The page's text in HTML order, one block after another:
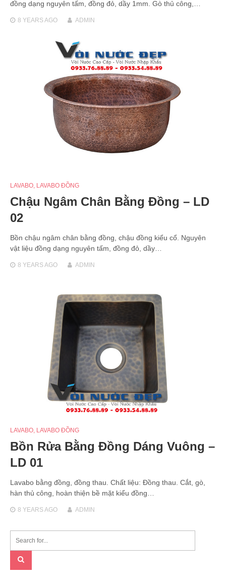
đồng dạng nguyên tấm, đồng đỏ, dầy 1mm. Gò thủ công,…
8 YEARSAGO ADMIN
LAVABO, LAVABO ĐỒNG
Chậu Ngâm Chân Bằng Đồng – LD
02
Bồn chậu ngâm chân bằng đồng, chậu đồng kiểu cổ. Nguyên
vật liệu đồng dạng nguyên tấm, đồng đỏ, dầy…
8 YEARSAGO ADMIN
LAVABO, LAVABO ĐỒNG
Bồn Rửa Bằng Đồng Dáng Vuông –
LD 01
Lavabo bằng đồng, đồng thau. Chất liệu: Đồng thau. Cắt, gò,
hàn thủ công, hoàn thiện bề mặt kiểu đồng…
8 YEARSAGO ADMIN